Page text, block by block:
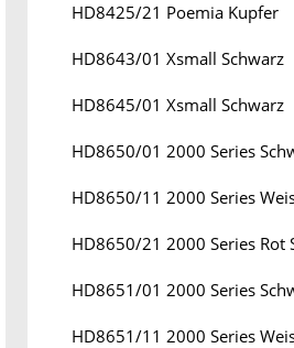
HD8425/21 Poemia Kupfer
HD8643/01 Xsmall Schwarz
HD8645/01 Xsmall Schwarz
HD8650/01 2000 Series
HD8650/11 2000 Series
HD8650/21 2000 Series Rot
HD8651/01 2000 Series
HD8651/11 2000 Series